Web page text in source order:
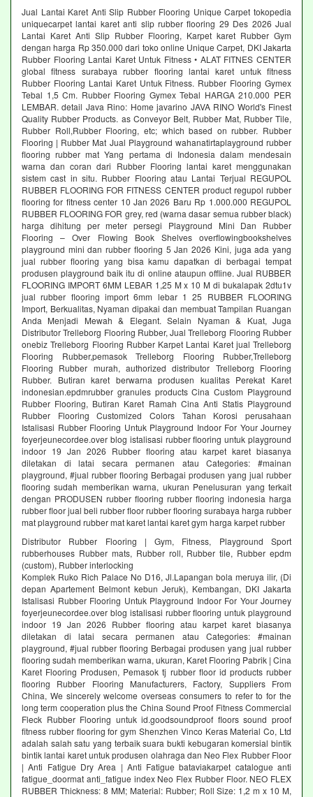
Jual Lantai Karet Anti Slip Rubber Flooring Unique Carpet tokopedia
uniquecarpet lantai karet anti slip rubber flooring 29 Des 2026 Jual
Lantai Karet Anti Slip Rubber Flooring, Karpet karet Rubber Gym
dengan harga Rp 350.000 dari toko online Unique Carpet, DKI Jakarta
Rubber Flooring Lantai Karet Untuk Fitness • ALAT FITNES CENTER
global fitness surabaya rubber flooring lantai karet untuk fitness
Rubber Flooring Lantai Karet Untuk Fitness. Rubber Flooring Gymex
Tebal 1,5 Cm. Rubber Flooring Gymex Tebal HARGA 210.000 PER
LEMBAR. detail Java Rino: Home javarino JAVA RINO World's Finest
Quality Rubber Products. as Conveyor Belt, Rubber Mat, Rubber Tile,
Rubber Roll,Rubber Flooring, etc; which based on rubber. Rubber
Flooring | Rubber Mat Jual Playground wahanatirtaplayground rubber
flooring rubber mat Yang pertama di Indonesia dalam mendesain
warna dan coran dari Rubber Flooring lantai karet menggunakan
sistem cast in situ. Rubber Flooring atau Lantai Terjual REGUPOL
RUBBER FLOORING FOR FITNESS CENTER product regupol rubber
flooring for fitness center 10 Jan 2026 Baru Rp 1.000.000 REGUPOL
RUBBER FLOORING FOR grey, red (warna dasar semua rubber black)
harga dihitung per meter persegi Playground Mini Dan Rubber
Flooring – Over Flowing Book Shelves overflowingbookshelves
playground mini dan rubber flooring 5 Jan 2026 Kini, juga ada yang
jual rubber flooring yang bisa kamu dapatkan di berbagai tempat
produsen playground baik itu di online ataupun offline. Jual RUBBER
FLOORING IMPORT 6MM LEBAR 1,25 M x 10 M di bukalapak 2dtu1v
jual rubber flooring import 6mm lebar 1 25 RUBBER FLOORING
Import, Berkualitas, Nyaman dipakai dan membuat Tampilan Ruangan
Anda Menjadi Mewah & Elegant. Selain Nyaman & Kuat, Juga
Distributor Trelleborg Flooring Rubber, Jual Trelleborg Flooring Rubber
onebiz Trelleborg Flooring Rubber Karpet Lantai Karet jual Trelleborg
Flooring Rubber,pemasok Trelleborg Flooring Rubber,Trelleborg
Flooring Rubber murah, authorized distributor Trelleborg Flooring
Rubber. Butiran karet berwarna produsen kualitas Perekat Karet
indonesian.epdmrubber granules products Cina Custom Playground
Rubber Flooring, Butiran Karet Ramah Cina Anti Statis Playground
Rubber Flooring Customized Colors Tahan Korosi perusahaan
Istalisasi Rubber Flooring Untuk Playground Indoor For Your Journey
foyerjeunecordee.over blog istalisasi rubber flooring untuk playground
indoor 19 Jan 2026 Rubber flooring atau karpet karet biasanya
diletakan di latai secara permanen atau Categories: #mainan
playground, #jual rubber flooring Berbagai produsen yang jual rubber
flooring sudah memberikan warna, ukuran Penelusuran yang terkait
dengan PRODUSEN rubber flooring rubber flooring indonesia harga
rubber floor jual beli rubber floor rubber flooring surabaya harga rubber
mat playground rubber mat karet lantai karet gym harga karpet rubber
Distributor Rubber Flooring | Gym, Fitness, Playground Sport
rubberhouses Rubber mats, Rubber roll, Rubber tile, Rubber epdm
(custom), Rubber interlocking
Komplek Ruko Rich Palace No D16, Jl.Lapangan bola meruya ilir, (Di
depan Apartement Belmont kebun Jeruk), Kembangan, DKI Jakarta
Istalisasi Rubber Flooring Untuk Playground Indoor For Your Journey
foyerjeunecordee.over blog istalisasi rubber flooring untuk playground
indoor 19 Jan 2026 Rubber flooring atau karpet karet biasanya
diletakan di latai secara permanen atau Categories: #mainan
playground, #jual rubber flooring Berbagai produsen yang jual rubber
flooring sudah memberikan warna, ukuran, Karet Flooring Pabrik | Cina
Karet Flooring Produsen, Pemasok tj rubber floor id products rubber
flooring Rubber Flooring Manufacturers, Factory, Suppliers From
China, We sincerely welcome overseas consumers to refer to for the
long term cooperation plus the China Sound Proof Fitness Commercial
Fleck Rubber Flooring untuk id.goodsoundproof floors sound proof
fitness rubber flooring for gym Shenzhen Vinco Keras Material Co, Ltd
adalah salah satu yang terbaik suara bukti kebugaran komersial bintik
bintik lantai karet untuk produsen olahraga dan Neo Flex Rubber Floor
| Anti Fatigue Dry Area | Anti Fatigue bataviakarpet catalogue anti
fatigue_doormat anti_fatigue index Neo Flex Rubber Floor. NEO FLEX
RUBBER Thickness: 8 MM; Material: Rubber; Roll Size: 1,2 m x 10 M,